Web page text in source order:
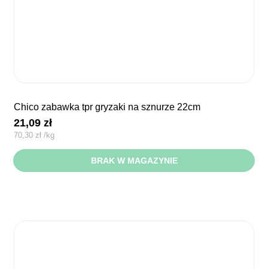
chico zabawka tpr gryzaki na sznurze 22cm
21,09zł
70,30 zł /kg
BRAK W MAGAZYNIE